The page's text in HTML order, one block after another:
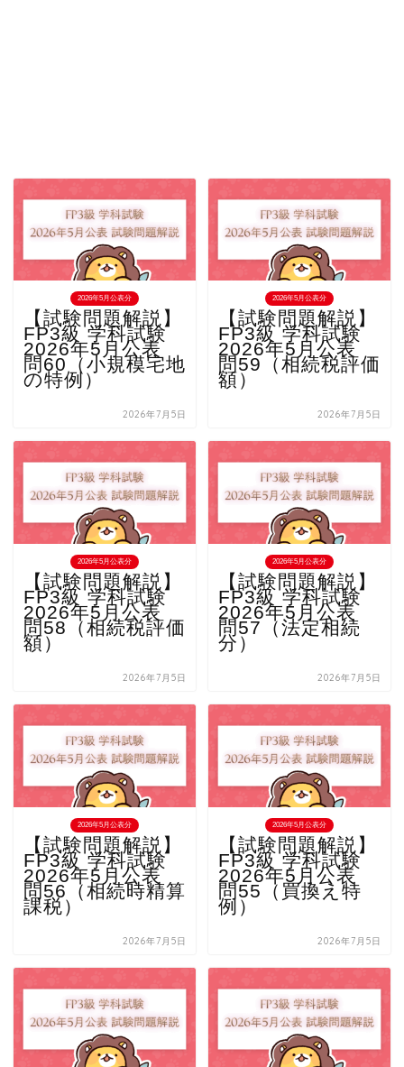
2026年5月公表分
【試験問題解説】
FP3級 学科試験
2026年5月公表
問60（小規模宅地
の特例）
2026年7月5日
2026年5月公表分
【試験問題解説】
FP3級 学科試験
2026年5月公表
問59（相続税評価
額）
2026年7月5日
2026年5月公表分
【試験問題解説】
FP3級 学科試験
2026年5月公表
問58（相続税評価
額）
2026年7月5日
2026年5月公表分
【試験問題解説】
FP3級 学科試験
2026年5月公表
問57（法定相続
分）
2026年7月5日
2026年5月公表分
【試験問題解説】
FP3級 学科試験
2026年5月公表
問56（相続時精算
課税）
2026年7月5日
2026年5月公表分
【試験問題解説】
FP3級 学科試験
2026年5月公表
問55（買換え特
例）
2026年7月5日